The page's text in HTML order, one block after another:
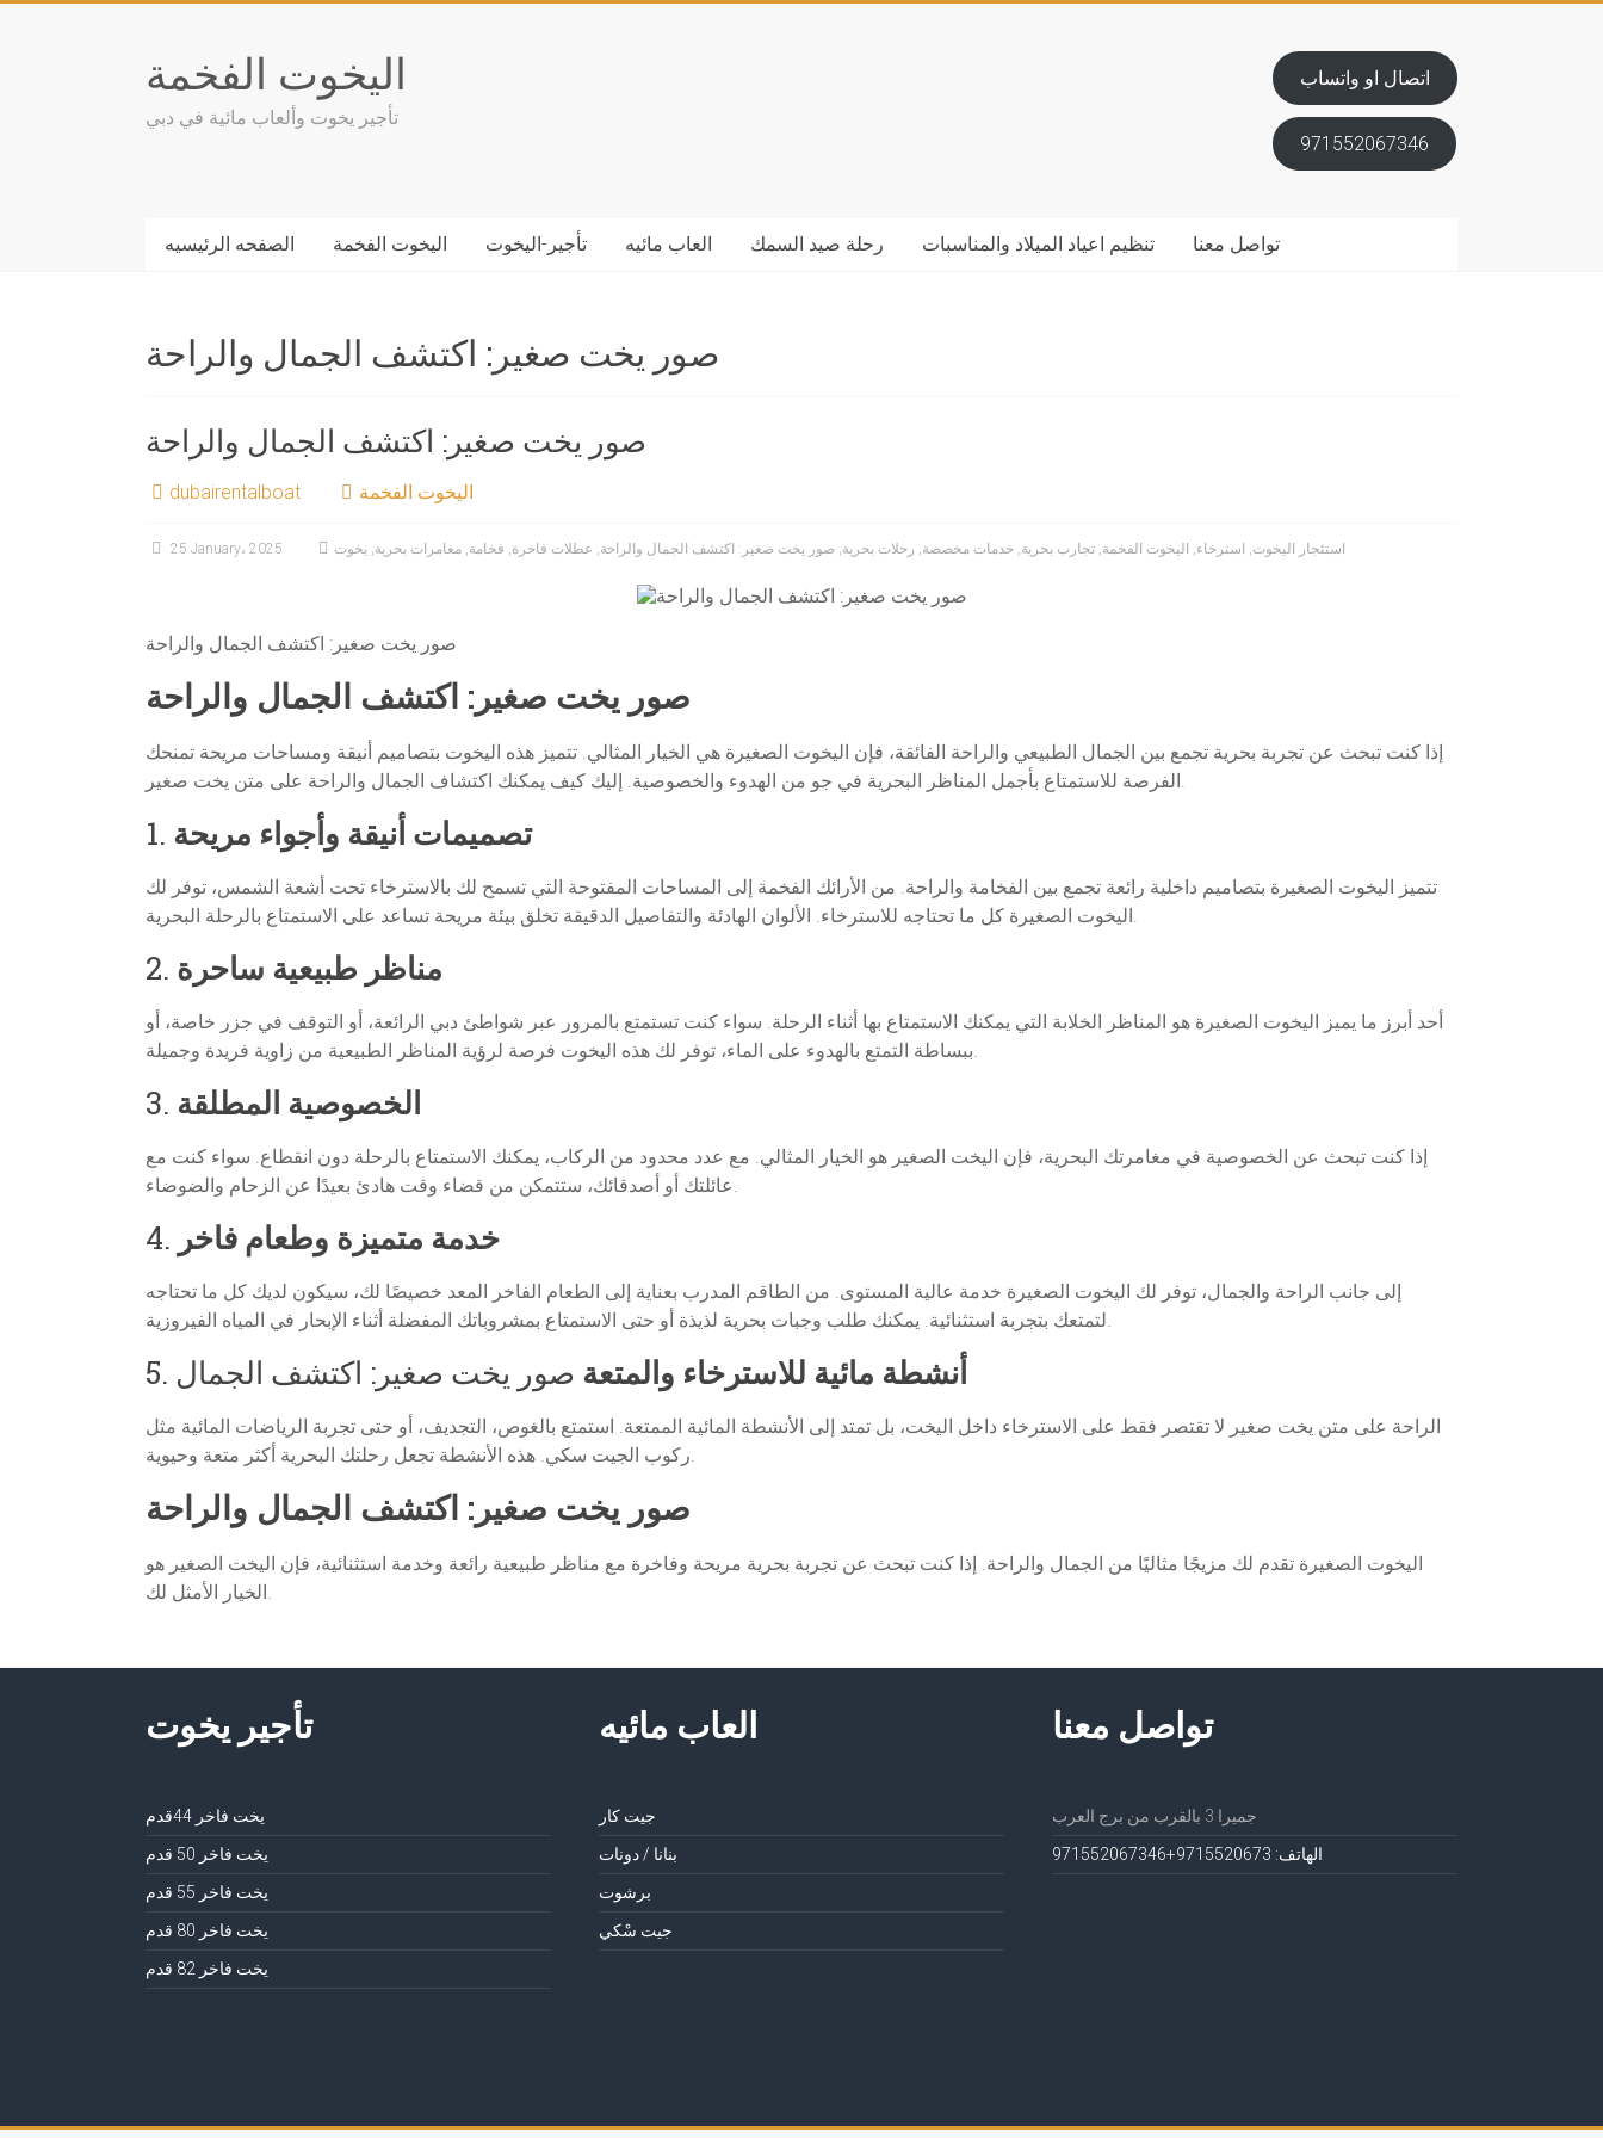
اليخوت الفخمة
تأجير يخوت وألعاب مائية في دبي
اتصال او واتساب
971552067346
الصفحه الرئيسيه اليخوت الفخمة تأجير-اليخوت العاب مائيه رحلة صيد السمك تنظيم اعياد الميلاد والمناسبات تواصل معنا
صور يخت صغير: اكتشف الجمال والراحة
صور يخت صغير: اكتشف الجمال والراحة
dubairentalboat اليخوت الفخمة
25 January، 2025 استئجار اليخوت, استرخاء, اليخوت الفخمة, تجارب بحرية, خدمات مخصصة, رحلات بحرية, صور يخت صغير: اكتشف الجمال والراحة, عطلات فاخرة, فخامة, مغامرات بحرية, يخوت
صور يخت صغير: اكتشف الجمال والراحة
صور يخت صغير: اكتشف الجمال والراحة
إذا كنت تبحث عن تجربة بحرية تجمع بين الجمال الطبيعي والراحة الفائقة، فإن اليخوت الصغيرة هي الخيار المثالي. تتميز هذه اليخوت بتصاميم أنيقة ومساحات مريحة تمنحك
الفرصة للاستمتاع بأجمل المناظر البحرية في جو من الهدوء والخصوصية. إليك كيف يمكنك اكتشاف الجمال والراحة على متن يخت صغير.
1. تصميمات أنيقة وأجواء مريحة
تتميز اليخوت الصغيرة بتصاميم داخلية رائعة تجمع بين الفخامة والراحة. من الأرائك الفخمة إلى المساحات المفتوحة التي تسمح لك بالاسترخاء تحت أشعة الشمس، توفر لك
اليخوت الصغيرة كل ما تحتاجه للاسترخاء. الألوان الهادئة والتفاصيل الدقيقة تخلق بيئة مريحة تساعد على الاستمتاع بالرحلة البحرية.
2. مناظر طبيعية ساحرة
أحد أبرز ما يميز اليخوت الصغيرة هو المناظر الخلابة التي يمكنك الاستمتاع بها أثناء الرحلة. سواء كنت تستمتع بالمرور عبر شواطئ دبي الرائعة، أو التوقف في جزر خاصة، أو
ببساطة التمتع بالهدوء على الماء، توفر لك هذه اليخوت فرصة لرؤية المناظر الطبيعية من زاوية فريدة وجميلة.
3. الخصوصية المطلقة
إذا كنت تبحث عن الخصوصية في مغامرتك البحرية، فإن اليخت الصغير هو الخيار المثالي. مع عدد محدود من الركاب، يمكنك الاستمتاع بالرحلة دون انقطاع. سواء كنت مع
عائلتك أو أصدقائك، ستتمكن من قضاء وقت هادئ بعيدًا عن الزحام والضوضاء.
4. خدمة متميزة وطعام فاخر
إلى جانب الراحة والجمال، توفر لك اليخوت الصغيرة خدمة عالية المستوى. من الطاقم المدرب بعناية إلى الطعام الفاخر المعد خصيصًا لك، سيكون لديك كل ما تحتاجه
لتمتعك بتجربة استثنائية. يمكنك طلب وجبات بحرية لذيذة أو حتى الاستمتاع بمشروباتك المفضلة أثناء الإبحار في المياه الفيروزية.
5. أنشطة مائية للاسترخاء والمتعة صور يخت صغير: اكتشف الجمال
الراحة على متن يخت صغير لا تقتصر فقط على الاسترخاء داخل اليخت، بل تمتد إلى الأنشطة المائية الممتعة. استمتع بالغوص، التجديف، أو حتى تجربة الرياضات المائية مثل
ركوب الجيت سكي. هذه الأنشطة تجعل رحلتك البحرية أكثر متعة وحيوية.
صور يخت صغير: اكتشف الجمال والراحة
اليخوت الصغيرة تقدم لك مزيجًا مثاليًا من الجمال والراحة. إذا كنت تبحث عن تجربة بحرية مريحة وفاخرة مع مناظر طبيعية رائعة وخدمة استثنائية، فإن اليخت الصغير هو
الخيار الأمثل لك.
تأجير يخوت
يخت فاخر 44قدم
يخت فاخر 50 قدم
يخت فاخر 55 قدم
يخت فاخر 80 قدم
يخت فاخر 82 قدم
العاب مائيه
جيت كار
بنانا / دونات
برشوت
جيت سْكي
تواصل معنا
جميرا 3 بالقرب من برج العرب
الهاتف: 971552067 3+971552067346